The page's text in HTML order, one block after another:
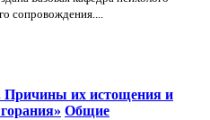
сопровождения....
Причины их истощения и
Общие